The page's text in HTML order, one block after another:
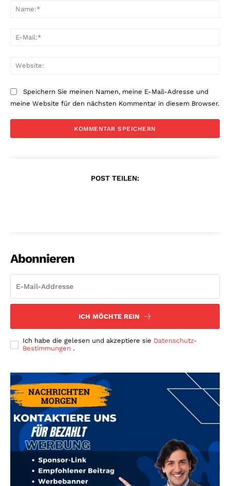
Speichern Sie meinen Namen, meine E-Mail-Adresse und
meine Website für den nächsten Kommentar in diesem Browser.
POST TEILEN:
Abonnieren
ICH MÖCHTE REIN
Ich habe die gelesen und akzeptiere sie Datenschutz-
Bestimmungen .